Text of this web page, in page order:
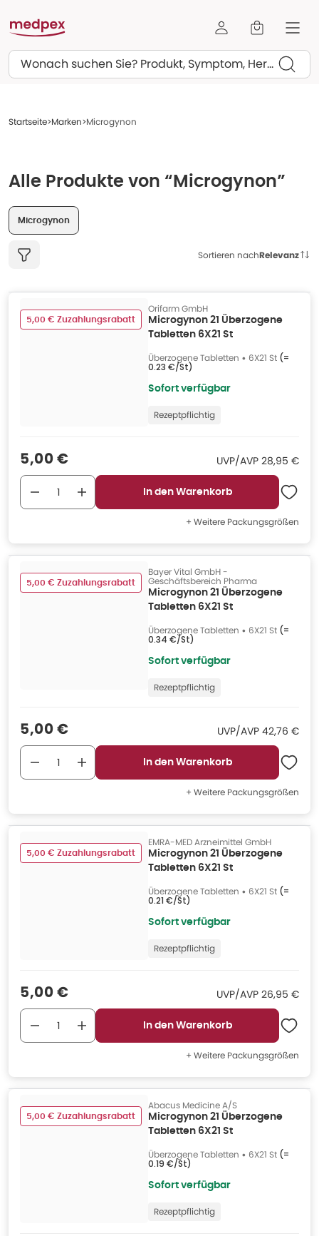
Suchen
Startseite Marken Microgynon
Alle Produkte von “Microgynon”
Microgynon
Sortieren nachRelevanz
5,00 € Zuzahlungsrabatt
Orifarm GmbH
Microgynon 21 Überzogene
Tabletten 6X21 St
Überzogene Tabletten • 6X21 St (=
0.23 €/St)
Sofort verfügbar
Rezeptpflichtig
Verkaufspreis
5,00 € UVP/AVP UVP/AVP
28,95 €
In den Warenkorb
+ Weitere Packungsgrößen
5,00 € Zuzahlungsrabatt
Bayer Vital GmbH -
Geschäftsbereich Pharma
Microgynon 21 Überzogene
Tabletten 6X21 St
Überzogene Tabletten • 6X21 St (=
0.34 €/St)
Sofort verfügbar
Rezeptpflichtig
Verkaufspreis
5,00 € UVP/AVP UVP/AVP
42,76 €
In den Warenkorb
+ Weitere Packungsgrößen
5,00 € Zuzahlungsrabatt
EMRA-MED Arzneimittel GmbH
Microgynon 21 Überzogene
Tabletten 6X21 St
Überzogene Tabletten • 6X21 St (=
0.21 €/St)
Sofort verfügbar
Rezeptpflichtig
Verkaufspreis
5,00 € UVP/AVP UVP/AVP
26,95 €
In den Warenkorb
+ Weitere Packungsgrößen
5,00 € Zuzahlungsrabatt
Abacus Medicine A/S
Microgynon 21 Überzogene
Tabletten 6X21 St
Überzogene Tabletten • 6X21 St (=
0.19 €/St)
Sofort verfügbar
Rezeptpflichtig